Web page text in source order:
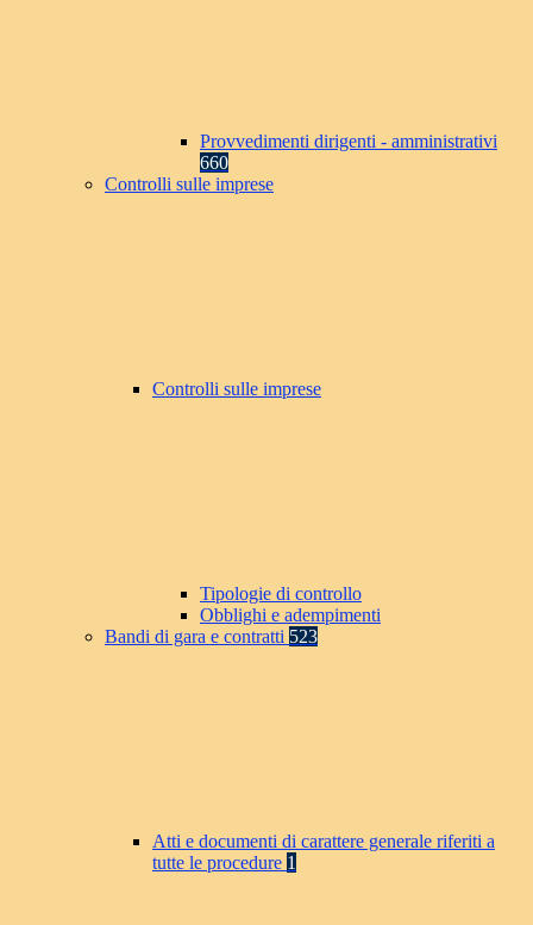
Provvedimenti dirigenti - amministrativi
660
Controlli sulle imprese
Controlli sulle imprese
Tipologie di controllo
Obblighi e adempimenti
Bandi di gara e contratti 523
Atti e documenti di carattere generale riferiti a
tutte le procedure 1